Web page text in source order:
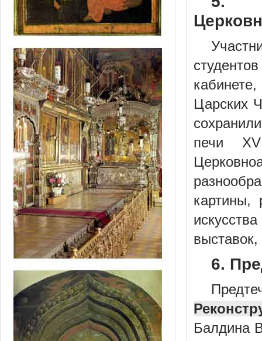
Царских
печи
картины,
6.
Балдина